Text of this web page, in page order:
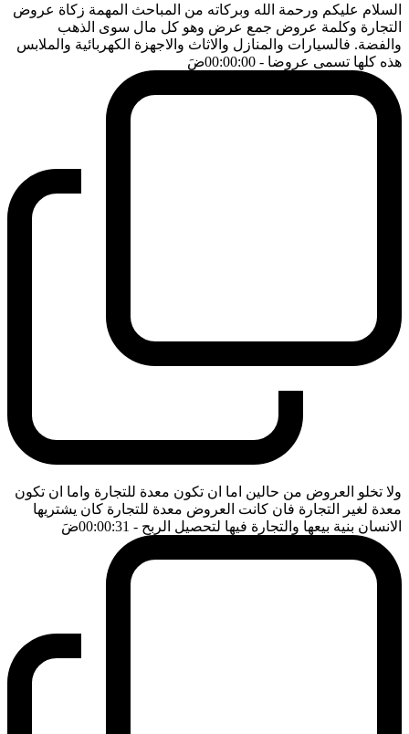
السلام عليكم ورحمة الله وبركاته من المباحث المهمة زكاة عروض
التجارة وكلمة عروض جمع عرض وهو كل مال سوى الذهب
والفضة. فالسيارات والمنازل والاثاث والاجهزة الكهربائية والملابس
هذه كلها تسمى عروضا - 00:00:00 ضَ
ولا تخلو العروض من حالين اما ان تكون معدة للتجارة واما ان تكون
معدة لغير التجارة فان كانت العروض معدة للتجارة كان يشتريها
الانسان بنية بيعها والتجارة فيها لتحصيل الربح - 00:00:31 ضَ